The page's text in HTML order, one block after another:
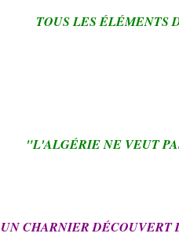
TOUS LES ÉLÉMENTS
"L'ALGÉRIE NE VEUT
UN CHARNIER DÉCOUVERT